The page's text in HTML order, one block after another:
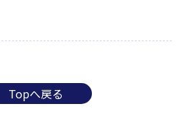
Topへ戻る